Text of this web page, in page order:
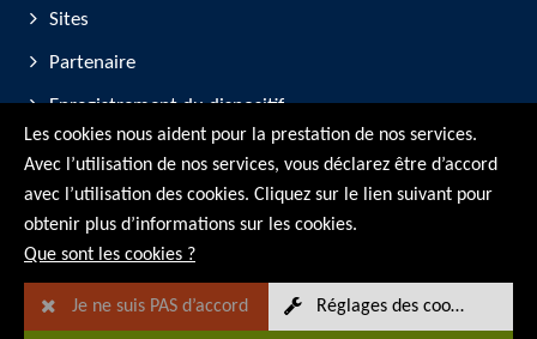
Sites
Partenaire
Enregistrement du dispositif
Participation aux salons professionnels
© RMG Messtechnik GmbH - 2026
Les cookies nous aident pour la prestation de nos services.
Avec l’utilisation de nos services, vous déclarez être d’accord
avec l’utilisation des cookies. Cliquez sur le lien suivant pour
obtenir plus d’informations sur les cookies.
Que sont les cookies ?
Je ne suis PAS d’accord Réglages des cookies